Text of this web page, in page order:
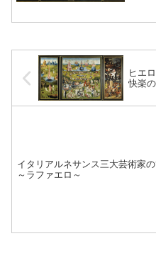
読む
ヒエ
快楽
イタリアルネサンス三大芸術家の
～ラファエロ～